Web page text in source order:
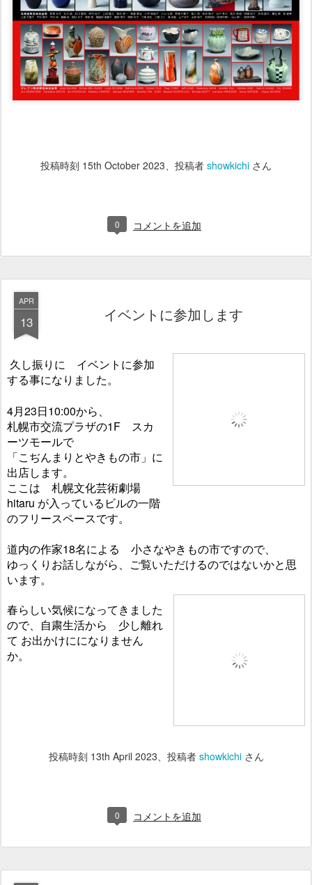
投稿時刻 15th October 2023、投稿者 showkichi さん
0 コメントを追加
APR
13 イベントに参加します
久し振りに イベントに参加
する事になりました。
4月23日10:00から、
札幌市交流プラザの1F スカ
ーツモールで
「こぢんまりとやきもの市」に
出店します。
ここは 札幌文化芸術劇場
hitaru が入っているビルの一階
のフリースペースです。
道内の作家18名による 小さなやきもの市ですので、
ゆっくりお話しながら、ご覧いただけるのではないかと思
います。
春らしい気候になってきました
ので、自粛生活から 少し離れ
て お出かけにになりません
か。
投稿時刻 13th April 2023、投稿者 showkichiさん
0 コメントを追加